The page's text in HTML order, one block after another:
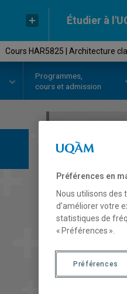
Étudier à
Cours HAR5825 | Architecture
Programmes,
cours et admission
Préférences en
Nous utilisons
d’améliorer votre
statistiques de
« Préférences ».
Préférences